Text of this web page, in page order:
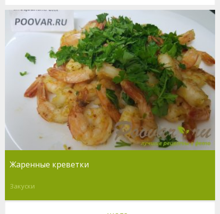
Жаренные креветки
Закуски